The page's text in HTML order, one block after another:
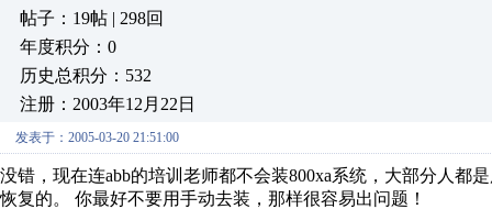
帖子：19帖 | 298回
年度积分：0
历史总积分：532
注册：2003年12月22日
发表于：2005-03-20 21:51:00
没错，现在连abb的培训老师都不会装800xa系统，大部分人都
恢复的。 你最好不要用手动去装，那样很容易出问题！